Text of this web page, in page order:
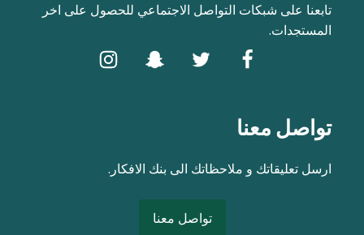
تابعنا على شبكات التواصل الاجتماعي للحصول على اخر
المستجدات.
تواصل معنا
ارسل تعليقاتك و ملاحظاتك الى بنك الافكار.
تواصل معنا